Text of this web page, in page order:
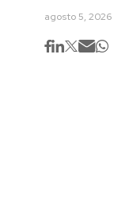
agosto 5, 2026